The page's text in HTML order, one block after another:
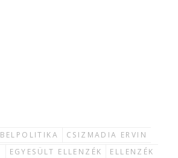
BELPOLITIKA
CSIZMADIA ERVIN
EGYESÜLT ELLENZÉK
ELLENZÉK